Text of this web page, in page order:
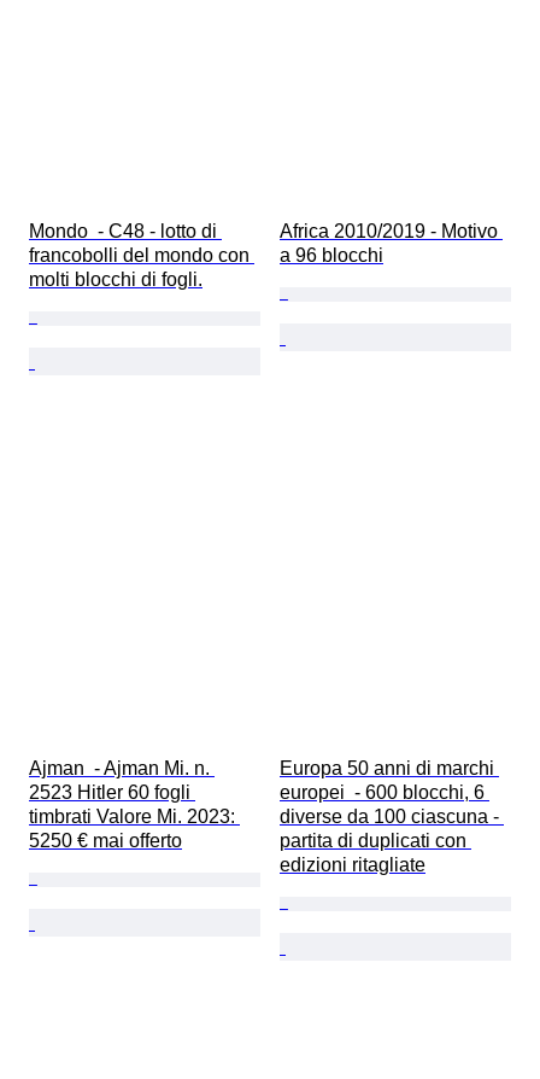
Mondo  - C48 - lotto di
francobolli del mondo con
molti blocchi di fogli.
Africa 2010/2019 - Motivo
a 96 blocchi
Ajman  - Ajman Mi. n.
2523 Hitler 60 fogli
timbrati Valore Mi. 2023:
5250 € mai offerto
Europa 50 anni di marchi
europei  - 600 blocchi, 6
diverse da 100 ciascuna -
partita di duplicati con
edizioni ritagliate